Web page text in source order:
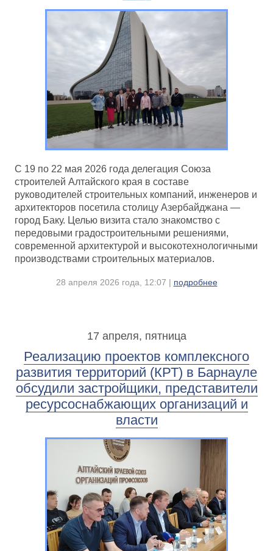
С 19 по 22 мая 2026 года делегация Союза
строителей Алтайского края в составе
руководителей строительных компаний, инженеров и
архитекторов посетила столицу Азербайджана —
город Баку. Целью визита стало знакомство с
передовыми градостроительными решениями,
современной архитектурой и высокотехнологичными
производствами строительных материалов.
28 апреля 2026 года, 12:07 | подробнее
17 апреля, пятница
Реализацию проектов комплексного
развития территорий (КРТ) в Барнауле
обсудили застройщики, представители
ресурсоснабжающих организаций и
власти